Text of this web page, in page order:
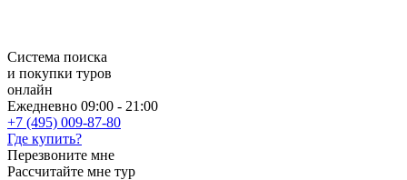
Система поиска
и покупки туров
онлайн
Ежедневно 09:00 - 21:00
+7 (495) 009-87-80
Где купить?
Перезвоните мне
Рассчитайте мне тур